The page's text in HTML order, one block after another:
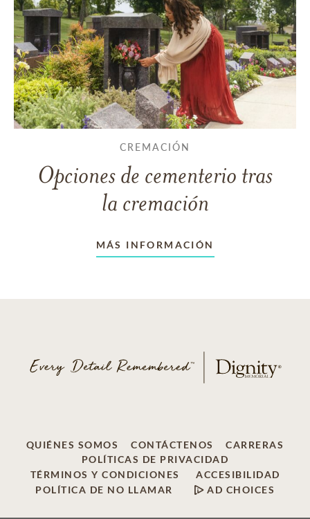
CREMACIÓN
Opciones de cementerio tras
la cremación
MÁS INFORMACIÓN
QUIÉNES SOMOS CONTÁCTENOS
CARRERAS
POLÍTICAS DE PRIVACIDAD
TÉRMINOS Y CONDICIONES
ACCESIBILIDAD
POLÍTICA DE NO LLAMAR
AD CHOICES